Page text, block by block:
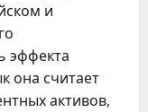
и
эффекта
она считает
активов,